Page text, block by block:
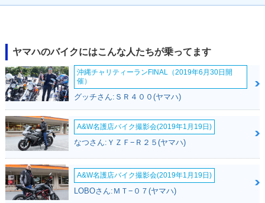
2007年 TMAX・カ
ラーチェンジ
2006年 TMAX SPE
CIAL
2006年 TMAX・カ
ラーチェンジ
2005年 TMAX SPE
様
2005年 TMAX・フ
2003年 TMAX BLA
ヤマハのバイクにはこんな人たちが乗ってます
沖縄チャリティーランFINAL（2019年6月30日開
催）
グッチさん:ＳＲ４００(ヤマハ)
A&W名護店バイク撮影会(2019年1月19日)
なつさん:ＹＺＦ−Ｒ２５(ヤマハ)
A&W名護店バイク撮影会(2019年1月19日)
LOBOさん:ＭＴ−０７(ヤマハ)